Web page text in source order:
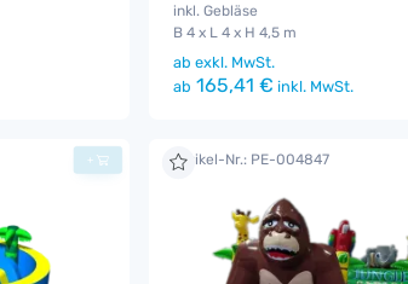
inkl. Gebläse
B 4 x L 4 x H 4,5 m
ab exkl. MwSt.
ab 165,41 € inkl. MwSt.
+ Artikel-Nr.: PE-004847